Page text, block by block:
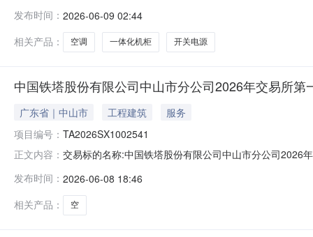
TA2026SX1003046转让底价（万元）6.8756转让底价
发布时间： 2026-06-09 02:44
相关产品：
空调 一体化机柜 开关电源
中国铁塔股份有限公司中山市分公司2026年交易所第
广东省｜中山市 工程建筑
服务
项目编号： TA2026SX1002541
正文内容： 交易标的名称:中国铁塔股份有限公司中山市分公司2026
发布时间： 2026-06-08 18:46
相关产品：
空